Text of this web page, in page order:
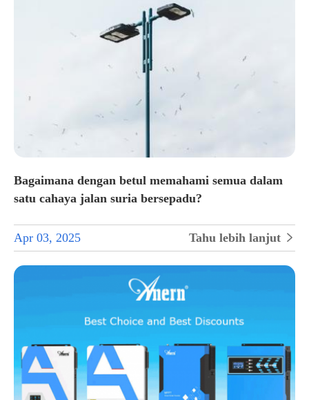
Bagaimana dengan betul memahami semua dalam
satu cahaya jalan suria bersepadu?
Apr 03, 2025 Tahu lebih lanjut 